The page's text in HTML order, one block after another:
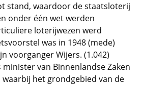
stand, waardoor de staatsloterij
onder één wet werden
loterijwezen werd
was in 1948 (mede)
voorganger Wijers. (1.042)
minister van Binnenlandse Zaken
het grondgebied van de